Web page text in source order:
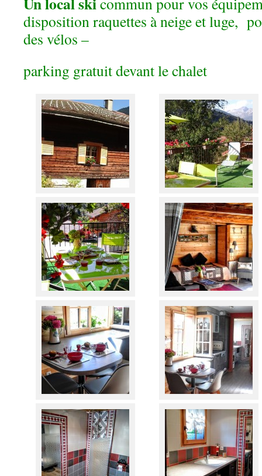
disposition raquettes à neige et luge,
des vélos –
parking gratuit devant le chalet